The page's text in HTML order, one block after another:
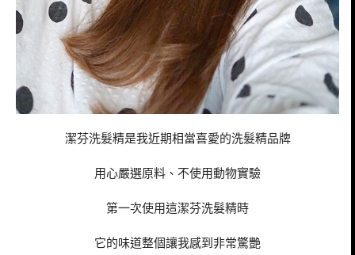
潔芬洗髮精是我近期相當喜愛的洗髮精品牌
用心嚴選原料、不使用動物實驗
第一次使用這潔芬洗髮精時
它的味道整個讓我感到非常驚艷